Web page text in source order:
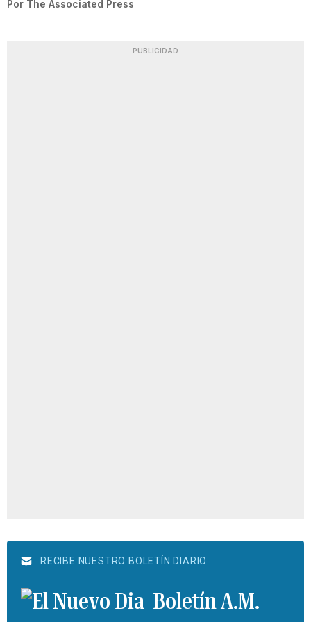
Por The Associated Press
PUBLICIDAD
RECIBE NUESTRO BOLETÍN DIARIO
Boletín A.M.